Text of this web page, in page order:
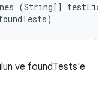
(String[]
ve foundTests'e